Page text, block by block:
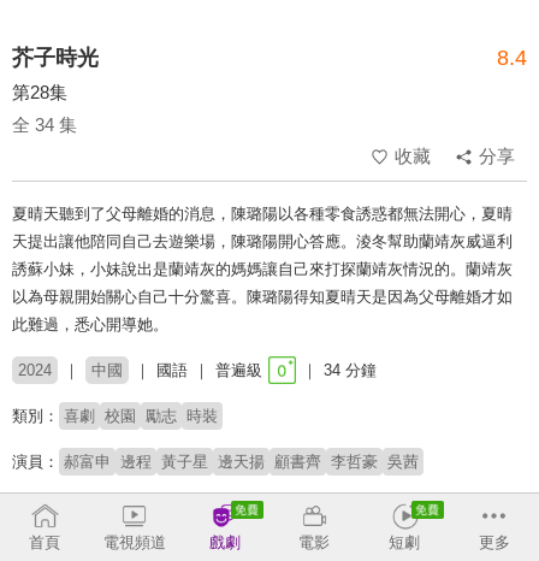
芥子時光 8.4
第28集
全 34 集
收藏
分享
夏晴天聽到了父母離婚的消息，陳璐陽以各種零食誘惑都無法開心，夏晴
天提出讓他陪同自己去遊樂場，陳璐陽開心答應。淩冬幫助蘭靖灰威逼利
誘蘇小妹，小妹說出是蘭靖灰的媽媽讓自己來打探蘭靖灰情況的。蘭靖灰
以為母親開始關心自己十分驚喜。陳璐陽得知夏晴天是因為父母離婚才如
此難過，悉心開導她。
2024 中國 國語 普遍級 34 分鐘
類別： 喜劇 校園 勵志 時裝
演員： 郝富申 邊程 黃子星 邊天揚 顧書齊 李哲豪 吳茜
導演： 羿坤
首頁 電視頻道 戲劇 電影 短劇 更多